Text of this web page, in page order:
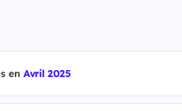
en Avril 2025